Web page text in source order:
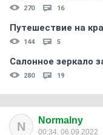
270 16
Путешествие на
144 5
Салонное зеркало
280 19
N Normalny
00:34, 06.09.2022